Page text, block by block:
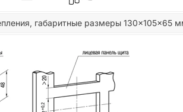
габаритные размеры 130×105×65